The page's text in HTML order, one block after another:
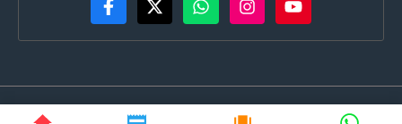
GujaratSquare.in • All rights reserved